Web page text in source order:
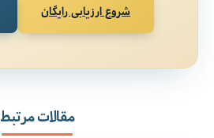
شروع ارزیابی رایگان
مقالات مرتبط